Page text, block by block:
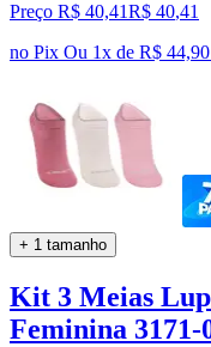
Preço R$ 40,41R$ 40,41
no Pix Ou 1x de R$
+ 1 tamanho
Kit 3 Meias
Feminina 3171-